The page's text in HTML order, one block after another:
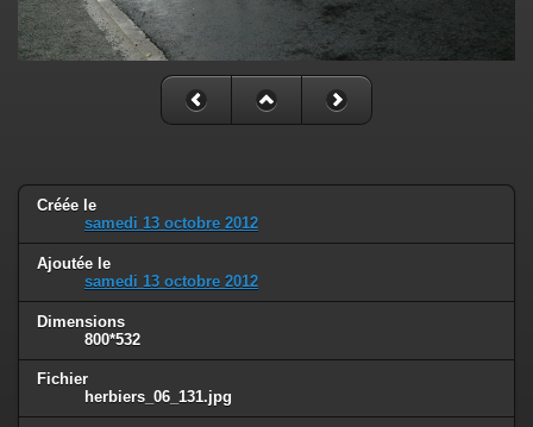
Créée le
samedi 13 octobre 2012
Ajoutée le
samedi 13 octobre 2012
Dimensions
800*532
Fichier
herbiers_06_131.jpg